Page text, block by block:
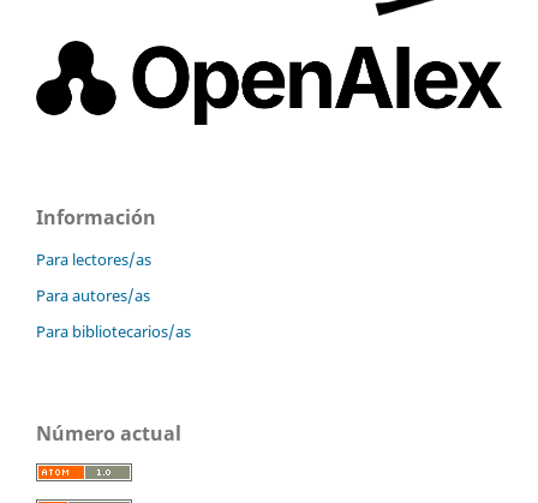
Información
Para lectores/as
Para autores/as
Para bibliotecarios/as
Número actual